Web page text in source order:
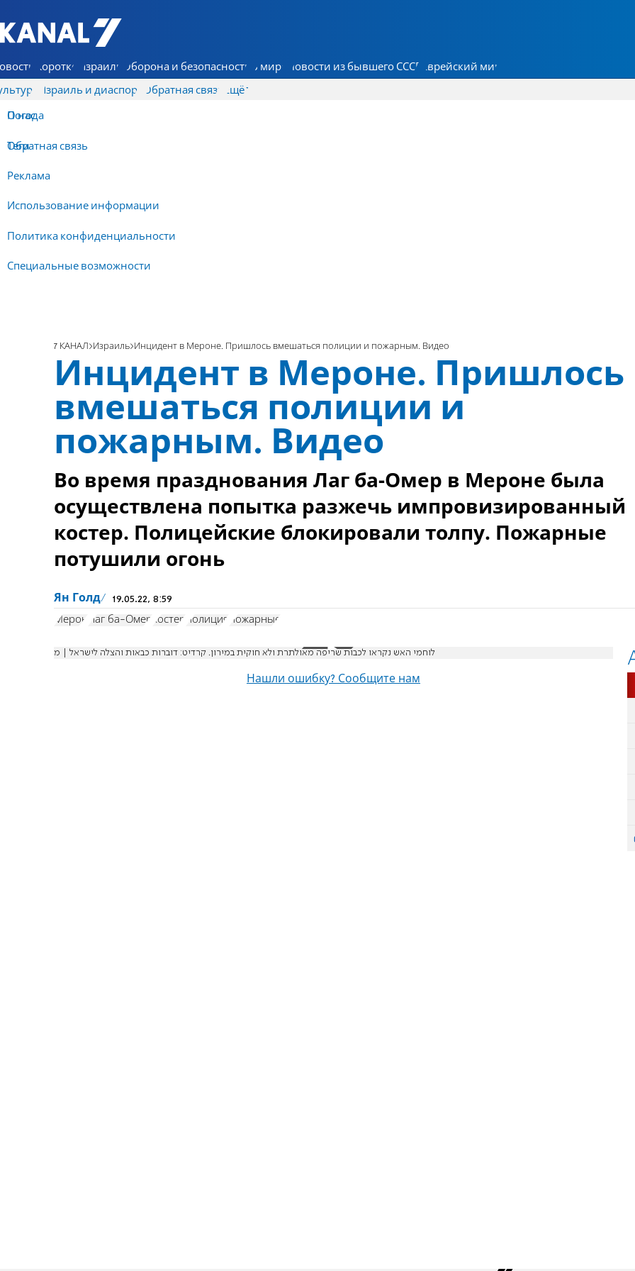
7 КАНАЛ - Аруц Шева
Коротко Израиль Оборона и безопасность В мире Новости из бывшего СССР Еврейский мир
Израиль и диаспора Обратная связь
О нас
Обратная связь
Реклама
Использование информации
Политика конфиденциальности
Специальные возможности
Ещё
Погода
Теги
7 КАНАЛ Израиль Инцидент в Мероне. Пришлось вмешаться полиции и пожарным. Видео
Инцидент в Мероне. Пришлось
вмешаться полиции и
пожарным. Видео
Во время празднования Лаг ба-Омер в Мероне была
осуществлена попытка разжечь импровизированный
костер. Полицейские блокировали толпу. Пожарные
потушили огонь
Ян Голд 19.05.22, 8:59
Мерон Лаг ба-Омер костер полиция пожарные
לוחמי האש נקראו לכבות שריפה מאולתרת ולא חוקית במירון. קרדיט: דוברות כבאות והצלה לישראל | מ
Нашли ошибку? Сообщите нам